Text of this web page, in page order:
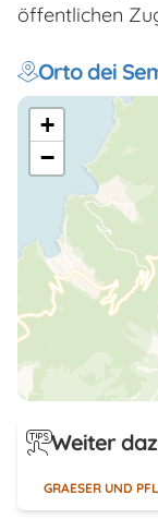
öffentlichen
Orto dei
+
−
Weiter
GRAESER UND